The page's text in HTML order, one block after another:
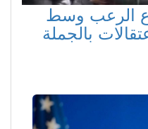
الرعب وسط
بالجملة